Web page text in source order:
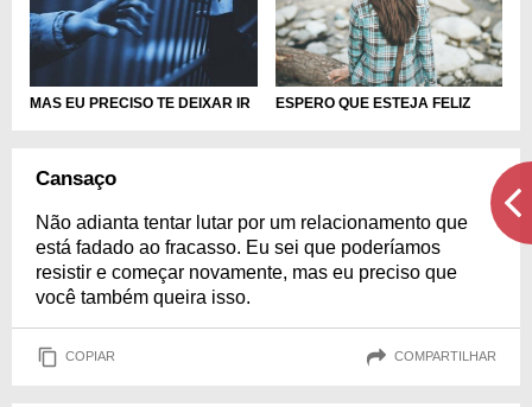
MAS EU PRECISO TE DEIXAR IR ESPERO QUE ESTEJA FELIZ
Cansaço
Não adianta tentar lutar por um relacionamento que
está fadado ao fracasso. Eu sei que poderíamos
resistir e começar novamente, mas eu preciso que
você também queira isso.
COPIAR COMPARTILHAR